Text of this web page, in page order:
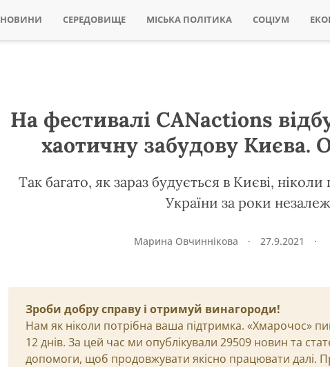
НОВИНИ СЕРЕДОВИЩЕ МІСЬКА ПОЛІТИКА СОЦІУМ
На фестивалі CANactions
хаотичну забудову Києва.
Так багато, як зараз будується в Києві,
України за роки
Марина Овчиннікова · 27.9.2021 ·
Зроби добру справу і отримуй винагороди!
Нам як ніколи потрібна ваша підтримка. «Хмарочос»
12 днів. За цей час ми опублікували 29509 новин та
допомоги, щоб продовжувати якісно працювати далі.